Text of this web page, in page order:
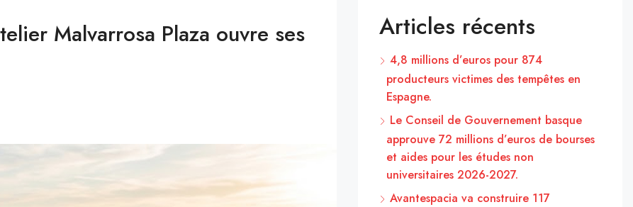
Malvarrosa Plaza ouvre ses
Articles récents
4,8 millions d’euros pour 874
producteurs victimes des tempêtes en
Espagne.
Le Conseil de Gouvernement basque
approuve 72 millions d’euros de bourses
et aides pour les études non
universitaires 2026-2027.
Avantespacia va construire 117